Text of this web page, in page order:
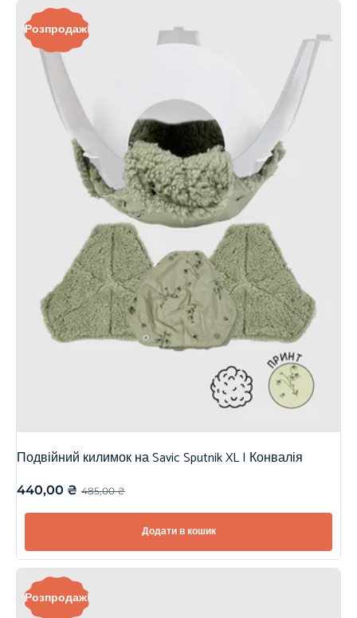
Розпродаж!
Подвійний килимок на Savic Sputnik XL | Конвалія
485,00₴
440,00 ₴
Додати в кошик
Розпродаж!